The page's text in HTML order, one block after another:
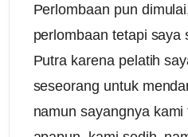
Perlombaan pun
perlombaan tetapi saya
Putra karena pelatih
seseorang untuk
namun sayangnya